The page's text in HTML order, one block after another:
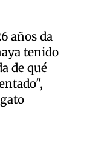
años da
tenido
de qué